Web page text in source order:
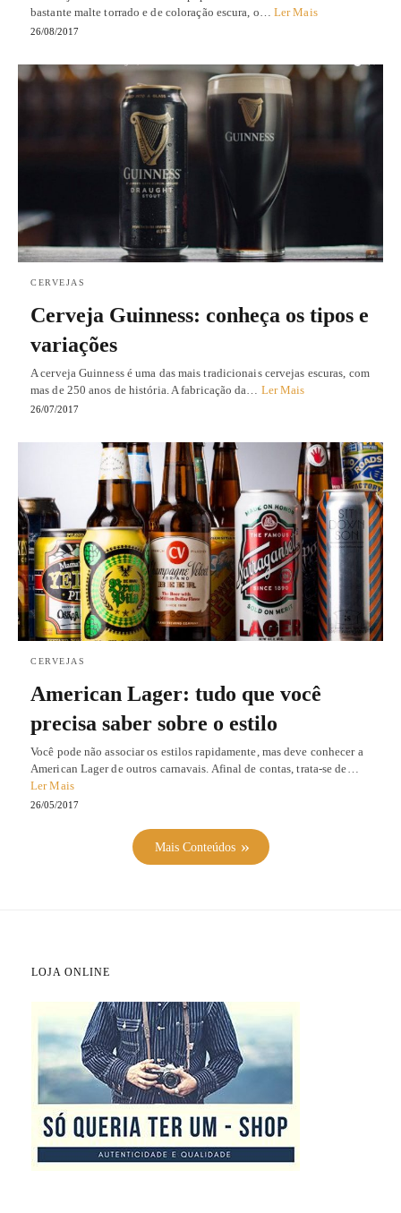
bastante malte torrado e de coloração escura, o… Ler Mais
26/08/2017
CERVEJAS
Cerveja Guinness: conheça os tipos e
variações
A cerveja Guinness é uma das mais tradicionais cervejas escuras, com
mas de 250 anos de história. A fabricação da… Ler Mais
26/07/2017
CERVEJAS
American Lager: tudo que você
precisa saber sobre o estilo
Você pode não associar os estilos rapidamente, mas deve conhecer a
American Lager de outros carnavais. Afinal de contas, trata-se de…
Ler Mais
26/05/2017
Mais Conteúdos
LOJA ONLINE